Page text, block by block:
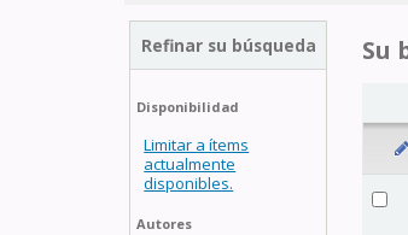
Refinar su búsqueda
Disponibilidad
Limitar a ítems
actualmente
disponibles.
Autores
Su